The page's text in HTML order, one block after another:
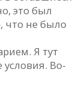
это был
что не было
Я тут
условия. Во-